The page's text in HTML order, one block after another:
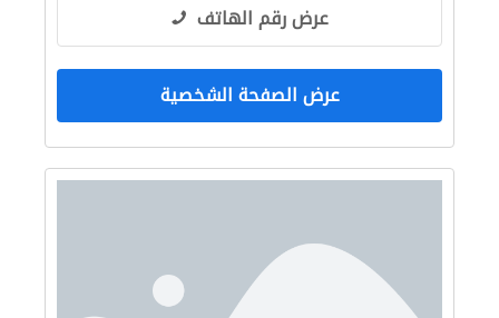
عرض رقم الهاتف
عرض الصفحة الشخصية